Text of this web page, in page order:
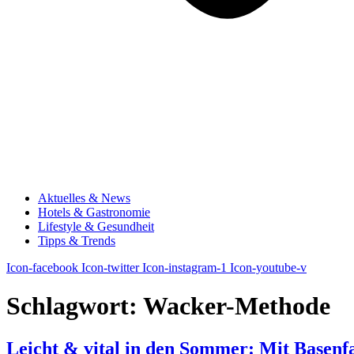
Aktuelles & News
Hotels & Gastronomie
Lifestyle & Gesundheit
Tipps & Trends
Icon-facebook Icon-twitter Icon-instagram-1 Icon-youtube-v
Schlagwort: Wacker-Methode
Leicht & vital in den Sommer: Mit